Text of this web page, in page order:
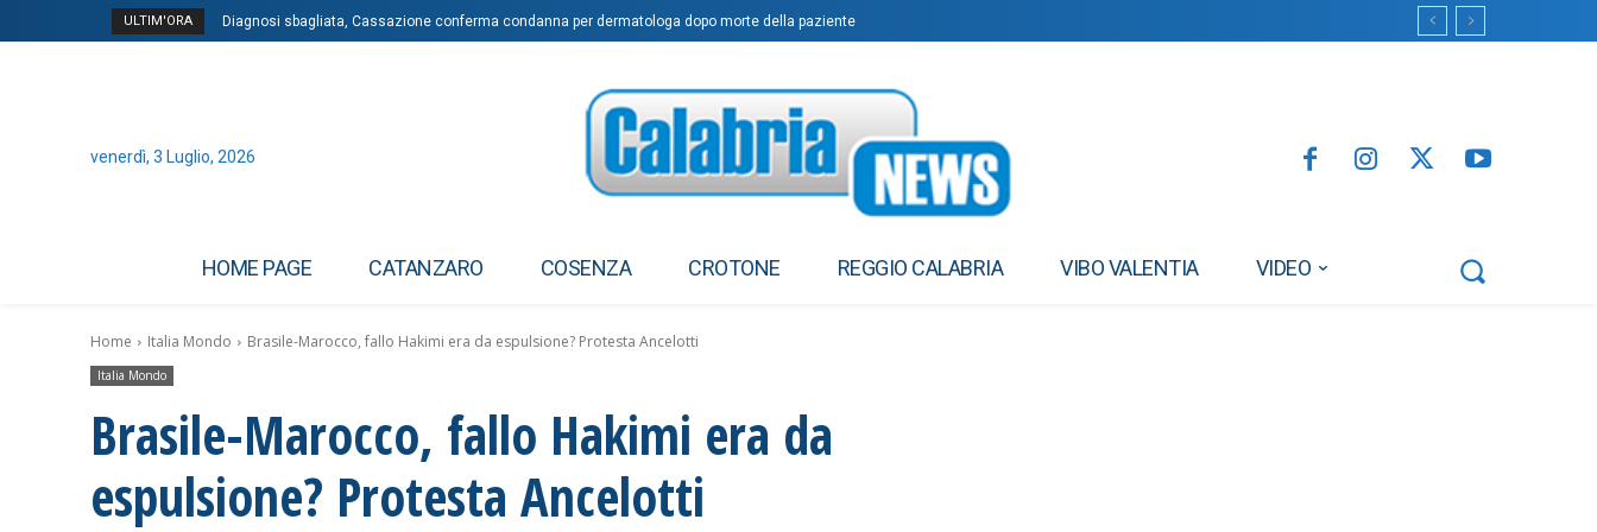
ULTIM'ORA Diagnosi sbagliata, Cassazione conferma condanna per dermatologa dopo morte della paziente
venerdì, 3 Luglio, 2026
HOME PAGE CATANZARO COSENZA CROTONE REGGIO CALABRIA VIBO VALENTIA VIDEO
Home Italia Mondo Brasile-Marocco, fallo Hakimi era da espulsione? Protesta Ancelotti
Italia Mondo
Brasile-Marocco, fallo Hakimi era da
espulsione? Protesta Ancelotti